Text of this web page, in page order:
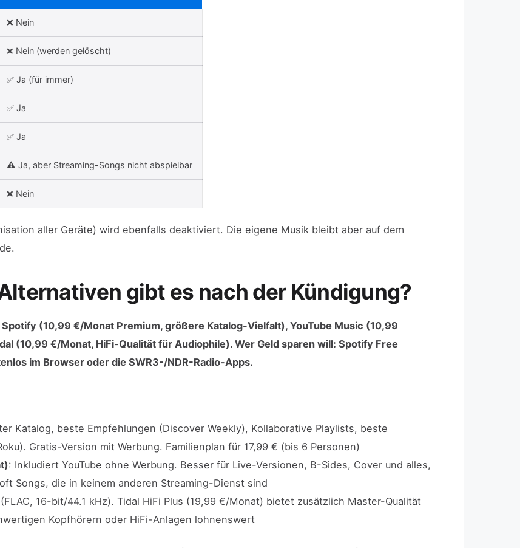
❌ Nein
❌ Nein (werden gelöscht)
✅ Ja (für immer)
✅ Ja
✅ Ja
⚠ Ja, aber Streaming-Songs nicht abspielbar
❌ Nein
aller Geräte) wird ebenfalls deaktiviert. Die eigene Musik bleibt aber auf dem
gibt es nach der Kündigung?
(10,99 €/Monat Premium, größere Katalog-Vielfalt), YouTube Music (10,99
(10,99 €/Monat, HiFi-Qualität für Audiophile). Wer Geld sparen will: Spotify Free
im Browser oder die SWR3-/NDR-Radio-Apps.
Katalog, beste Empfehlungen (Discover Weekly), Kollaborative Playlists, beste
Gratis-Version mit Werbung. Familienplan für 17,99 € (bis 6 Personen)
: Inkludiert YouTube ohne Werbung. Besser für Live-Versionen, B-Sides, Cover und alles,
Songs, die in keinem anderen Streaming-Dienst sind
16-bit/44.1 kHz). Tidal HiFi Plus (19,99 €/Monat) bietet zusätzlich Master-Qualität
Kopfhörern oder HiFi-Anlagen lohnenswert